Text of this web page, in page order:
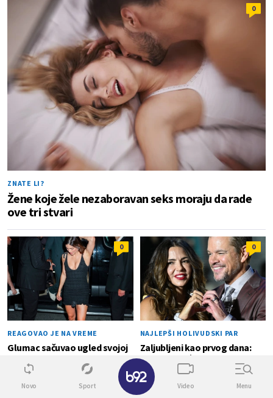
0
ZNATE LI?
Žene koje žele nezaboravan seks moraju da rade
ove tri stvari
0
REAGOVAO JE NA VREME
Glumac sačuvao ugled svojoj
intimne delove tela FOTO
0
NAJLEPŠI HOLIVUDSKI PAR
Zaljubljeni kao prvog dana:
Imaju četiri ćerke, a ona i dalje
izgleda kao bomba FOTO
Novo Sport Video Menu
✕